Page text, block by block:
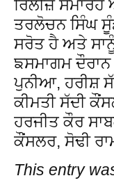
ਰਿਲੀਜ਼ ਸਮਾਰੋਹ
ਤਰਲੋਚਨ ਸਿੰਘ
ਸਰੋਤ ਹੈ ਅਤੇ
ਙਸਮਾਗਮ
ਪੁਨੀਆ, ਹਰੀਸ਼
ਕੀਮਤੀ ਸੱਦੀ
ਹਰਜੀਤ ਕੌਰ
ਕੌਂਸਲਰ, ਸੋਢੀ
This entry